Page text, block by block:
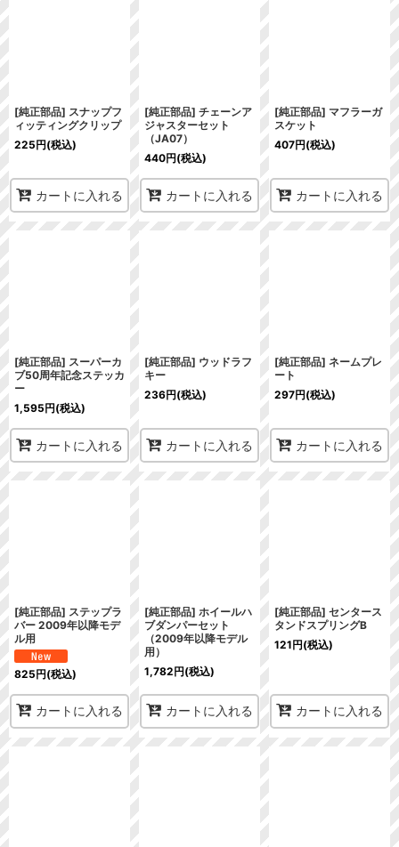
[純正部品] スナップフ
ィッティングクリップ
225円(税込)
カートに入れる
[純正部品] チェーンア
ジャスターセット
（JA07）
440円(税込)
カートに入れる
[純正部品] マフラーガ
スケット
407円(税込)
カートに入れる
[純正部品] スーパーカ
ブ50周年記念ステッカ
ー
1,595円(税込)
カートに入れる
[純正部品] ウッドラフ
キー
236円(税込)
カートに入れる
[純正部品] ネームプレ
ート
297円(税込)
カートに入れる
[純正部品] ステップラ
バー 2009年以降モデ
ル用
825円(税込)
カートに入れる
[純正部品] ホイールハ
ブダンパーセット
（2009年以降モデル
用）
1,782円(税込)
カートに入れる
[純正部品] センタース
タンドスプリングB
121円(税込)
カートに入れる